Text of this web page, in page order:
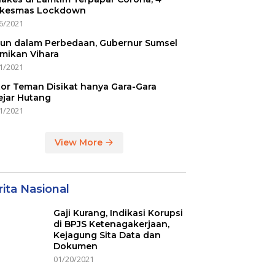
Lockdown
2021
dalam Perbedaan, Gubernur Sumsel
Vihara
2021
Teman Disikat hanya Gara-Gara
Hutang
2021
View More
Nasional
Gaji Kurang, Indikasi Korupsi
di BPJS Ketenagakerjaan,
Kejagung Sita Data dan
Dokumen
01/20/2021